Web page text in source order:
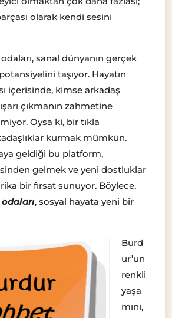
olarak kendi sesini
sanal dünyanın gerçek
taşıyor. Hayatın
içerisinde, kimse arkadaş
çıkmanın zahmetine
Oysa ki, bir tıkla
kurmak mümkün.
geldiği bu platform,
gelmek ve yeni dostluklar
bir fırsat sunuyor. Böylece,
, sosyal hayata yeni bir
Burd
ur’un
renkli
yaşa
mını,